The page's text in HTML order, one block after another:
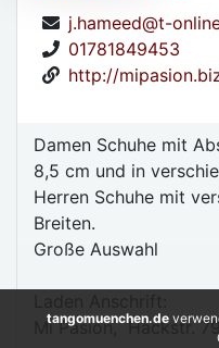
j.hameed@t-
01781849453
http://
Damen Schuhe mit
8,5 cm und in
Herren Schuhe mit
Breiten.
Große Auswahl
Mi Pasión, Hackstr.
tangomuenchen.de